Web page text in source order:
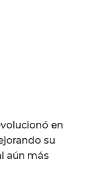
en
su
aún más